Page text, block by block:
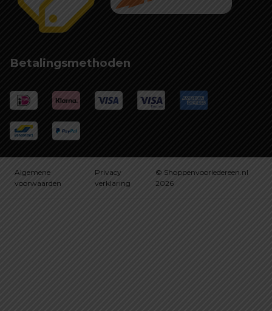
Betalingsmethoden
Algemene
voorwaarden
Privacy
verklaring
© Shoppenvooriedereen.nl
2026